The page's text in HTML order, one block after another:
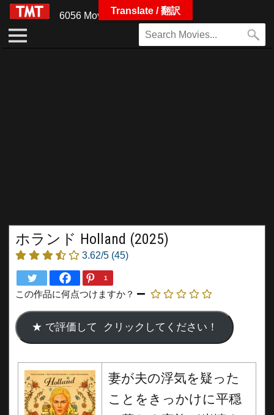
6056 Movies
ホランド Holland (2025)
3.62/5 (45)
1
この作品に何点つけますか？
妻が夫の浮気を疑った
ことをきっかけに平穏
Translate / 翻訳